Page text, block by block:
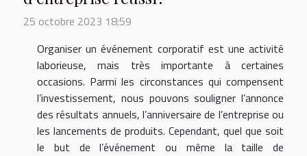
25 octobre 2023 18:59
Organiser un événement corporatif est une activité
laborieuse, mais très importante à certaines
occasions. Parmi les circonstances qui compensent
l’investissement, nous pouvons souligner l’annonce
des résultats annuels, l’anniversaire de l’entreprise ou
les lancements de produits. Cependant, quel que soit
le but de l’événement ou même la taille de